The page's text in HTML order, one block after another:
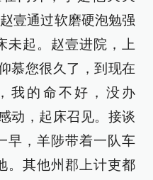
壹通过软磨硬泡勉强
未起。赵壹进院，上
慕您很久了，到现在
我的命不好，没办
动，起床召见。接谈
早，羊陟带着一队车
。其他州郡上计吏都